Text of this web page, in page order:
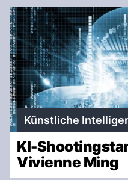
Künstliche
KI-
Vivienne Ming